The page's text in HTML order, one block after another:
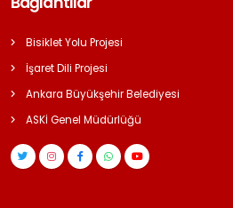
Bisiklet Yolu Projesi
İşaret Dili Projesi
Ankara Büyükşehir Belediyesi
ASKİ Genel Müdürlüğü